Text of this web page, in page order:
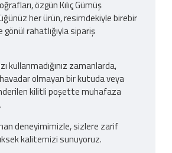
özgün Kılıç Gümüş
her ürün, resimdekiyle birebir
gönül rahatlığıyla sipariş
kullanmadığınız zamanlarda,
olmayan bir kutuda veya
kilitli poşette muhafaza
deneyimimizle, sizlere zarif
kalitemizi sunuyoruz.